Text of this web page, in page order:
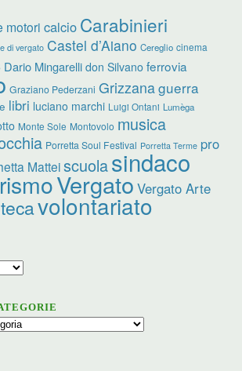
motori calcio Carabinieri
di vergato Castel d’Aiano Cereglio cinema
Dario Mingarelli don Silvano ferrovia
Graziano Pederzani Grizzanaguerra
libri luciano marchi Luigi Ontani Lumèga
Monte Sole Montovolo musica
Porretta Soul Festival Porretta Terme pro
Matteiscuolasindaco
Vergato Vergato Arte
volontariato